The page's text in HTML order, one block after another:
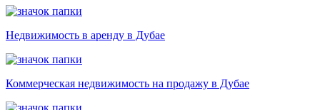
Недвижимость в аренду в Дубае
Коммерческая недвижимость на продажу в Дубае